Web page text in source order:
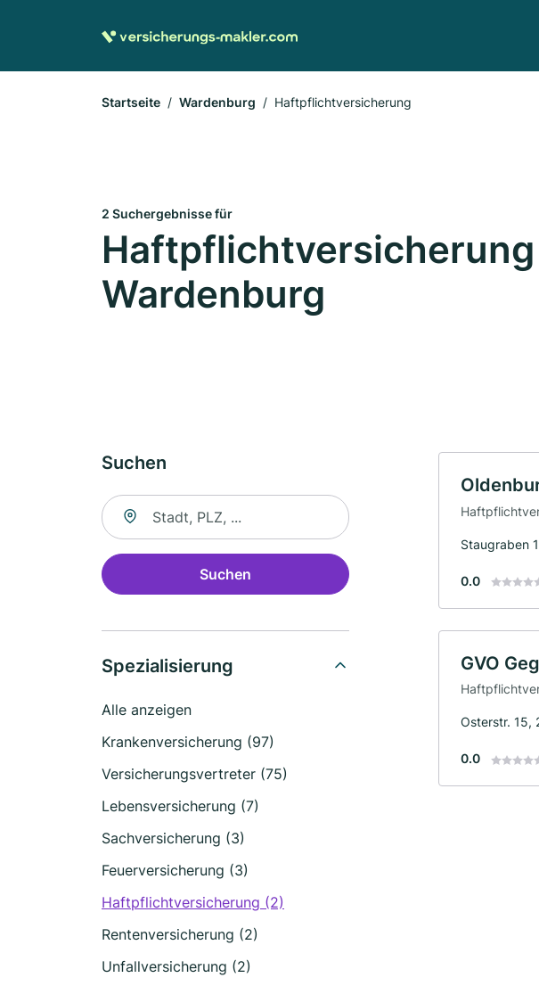
Startseite Wardenburg Haftpflichtversicherung
2 Suchergebnisse für
Haftpflichtversicherung
Wardenburg
Suchen
Suche nach Ort
Suchen
Spezialisierung
Alle anzeigen
Krankenversicherung (97)
Versicherungsvertreter (75)
Lebensversicherung (7)
Sachversicherung (3)
Feuerversicherung (3)
Haftpflichtversicherung (2)
Rentenversicherung (2)
Unfallversicherung (2)
Staugraben
0.0
GVO
Osterstr. 15,
0.0